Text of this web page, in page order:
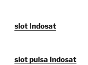
slot Indosat
slot pulsa Indosat